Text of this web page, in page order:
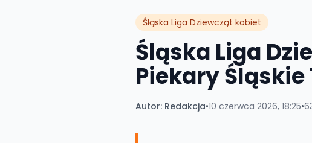
Śląska Liga Dziewcząt kobiet
Śląska Liga
Piekary Śląskie
Autor: Redakcja•10 czerwca 2026, 18:25•